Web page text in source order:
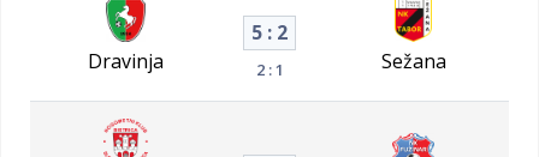
Dravinja
5 : 2
2 : 1 Sežana